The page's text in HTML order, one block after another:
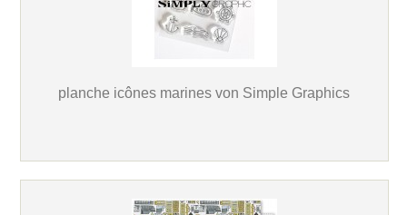
planche icônes marines von Simple Graphics